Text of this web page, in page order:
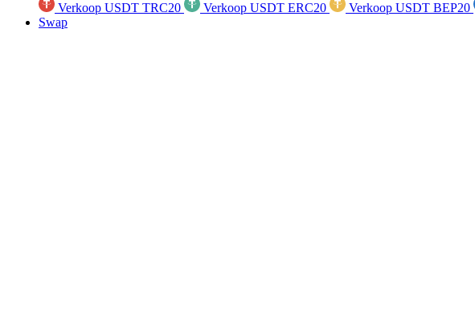
Verkoop USDT TRC20
Verkoop USDT ERC20 Verkoop USDT BEP20
Swap